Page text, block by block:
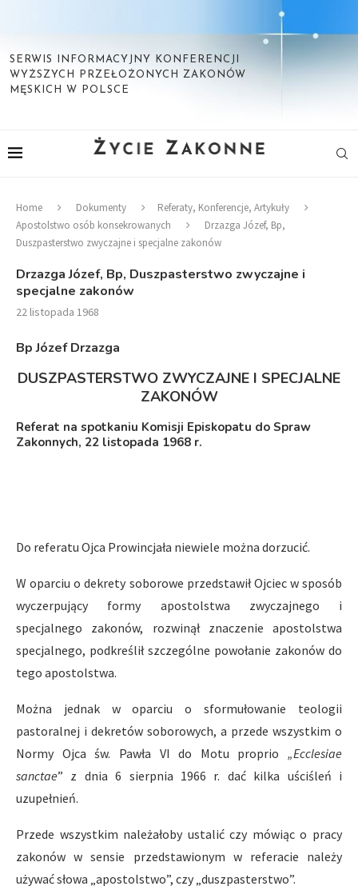
SERWIS INFORMACYJNY KONFERENCJI
WYŻSZYCH PRZEŁOŻONYCH ZAKONÓW
MĘSKICH W POLSCE
Home Dokumenty
Referaty, Konferencje, Artykuły
Apostolstwo osób konsekrowanych
Drzazga Józef, Bp,
Duszpasterstwo zwyczajne i specjalne zakonów
Drzazga Józef, Bp, Duszpasterstwo zwyczajne i
specjalne zakonów
22 listopada 1968
Bp Józef Drzazga
DUSZPASTERSTWO ZWYCZAJNE I SPECJALNE
ZAKONÓW
Referat na spotkaniu Komisji Episkopatu do Spraw
Zakonnych, 22 listopada 1968 r.
Do referatu Ojca Prowincjała niewiele można dorzucić.
W oparciu o dekrety soborowe przedstawił Ojciec w sposób
wyczerpujący formy apostolstwa zwyczajnego i
specjalnego zakonów, rozwinął znaczenie apostolstwa
specjalnego, podkreślił szczególne powołanie zakonów do
tego apostolstwa.
Można jednak w oparciu o sformułowanie teologii
pastoralnej i dekretów soborowych, a przede wszystkim o
Normy Ojca św. Pawła VI do Motu proprio „Ecclesiae
sanctae” z dnia 6 sierpnia 1966 r. dać kilka uściśleń i
uzupełnień.
Przede wszystkim należałoby ustalić czy mówiąc o pracy
zakonów w sensie przedstawionym w referacie należy
używać słowa „apostolstwo”, czy „duszpasterstwo”.